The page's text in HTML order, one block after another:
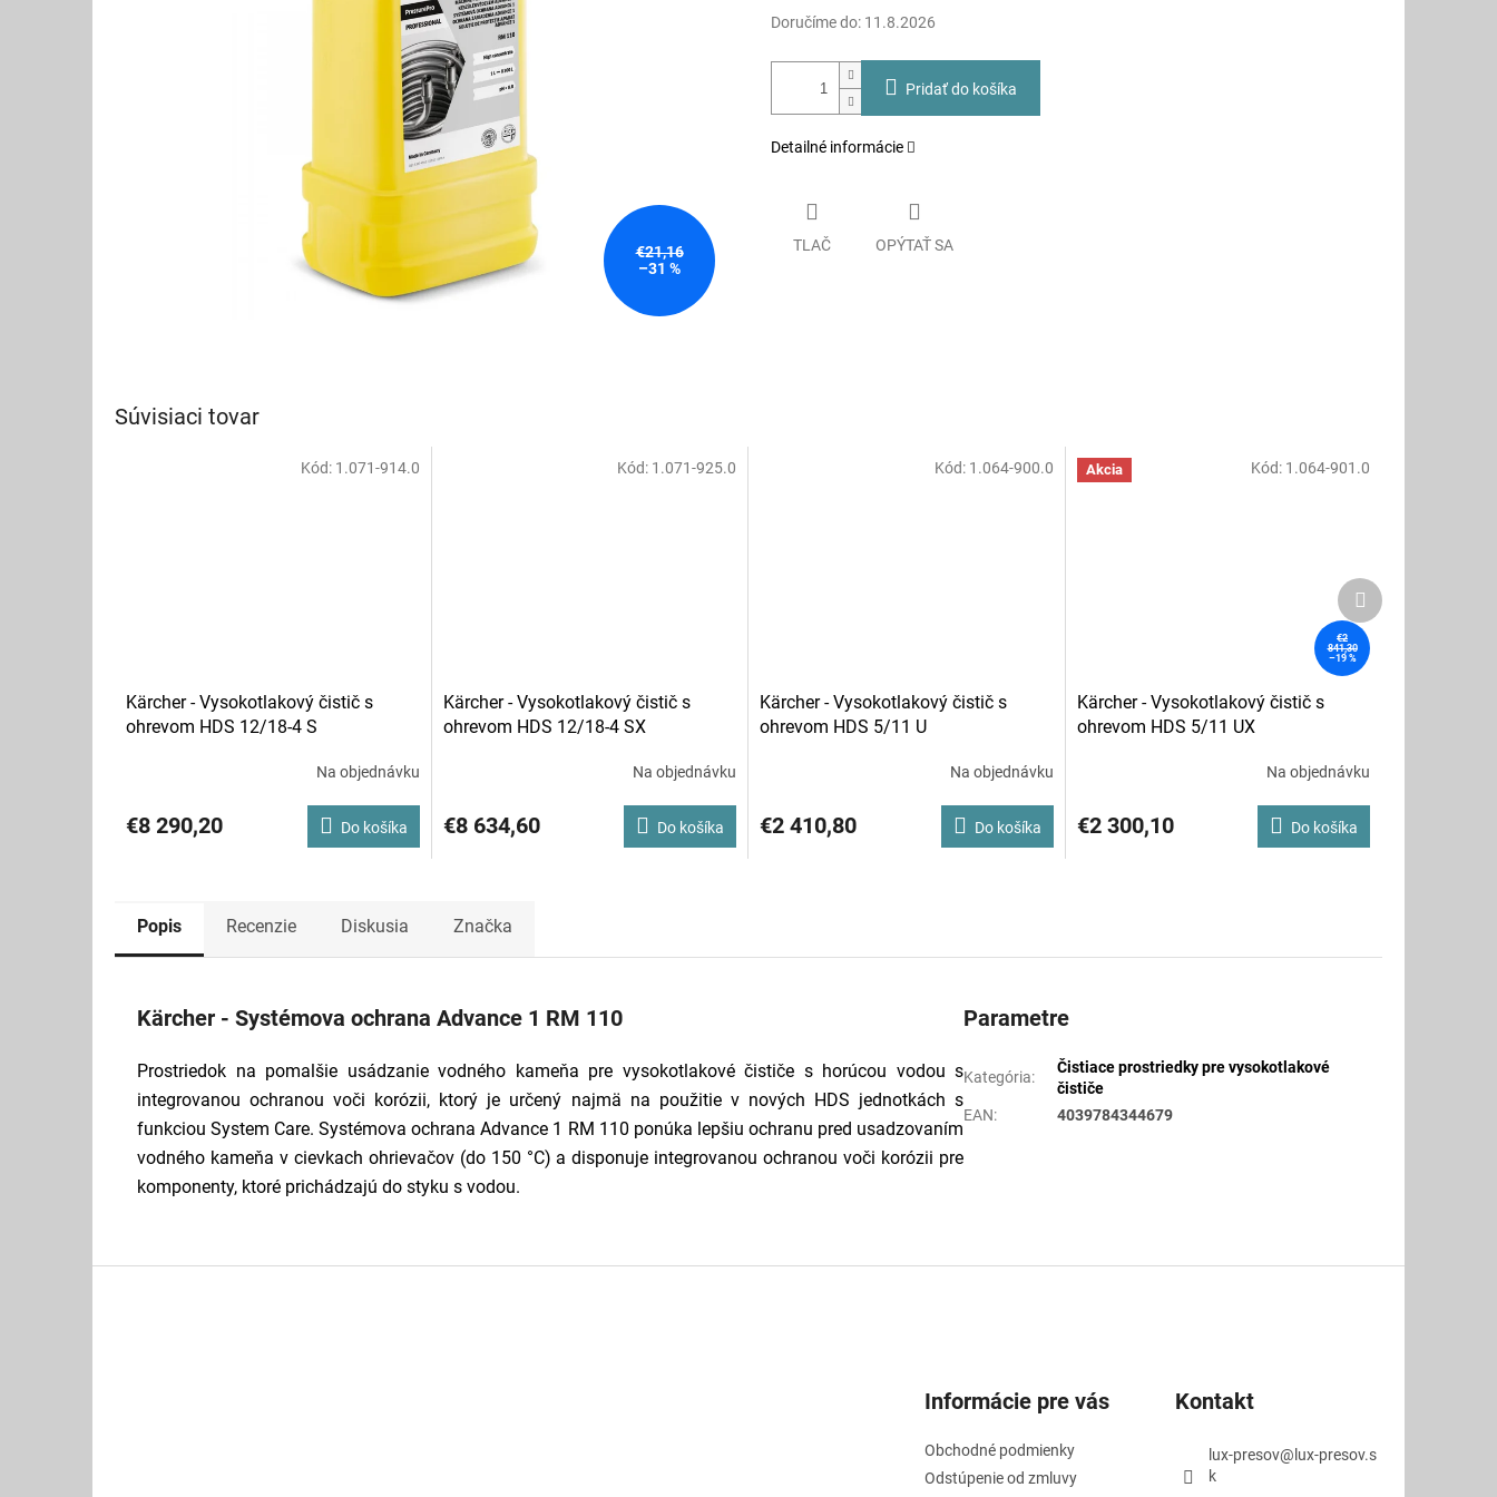
€21,16
–31 %
Doručíme do: 11.8.2026
Pridať do košíka
Detailné informácie
TLAČ OPÝTAŤ SA
Súvisiaci tovar
Kärcher - Vysokotlakový čistič s
ohrevom HDS 12/18-4 S
Na objednávku
€8 290,20 Do košíka
Kód: 1.071-914.0
Kärcher - Vysokotlakový čistič s
ohrevom HDS 12/18-4 SX
Na objednávku
€8 634,60 Do košíka
Kód: 1.071-925.0
Kärcher - Vysokotlakový čistič s
ohrevom HDS 5/11 U
Na objednávku
€2 410,80 Do košíka
Kód: 1.064-900.0 Akcia
€2
841,30
–19 %
Kärcher - Vysokotlakový čistič s
ohrevom HDS 5/11 UX
produktu
je
Na objednávku
€2 300,10 Do košíka
Kód: 1.064-901.0
Ďalší
produkt
Popis Recenzie Diskusia Značka
Kärcher - Systémova ochrana Advance 1 RM 110
Prostriedok na pomalšie usádzanie vodného kameňa pre vysokotlakové čističe s horúcou vodou s
integrovanou ochranou voči korózii, ktorý je určený najmä na použitie v nových HDS jednotkách s
funkciou System Care. Systémova ochrana Advance 1 RM 110 ponúka lepšiu ochranu pred usadzovaním
vodného kameňa v cievkach ohrievačov (do 150 °C) a disponuje integrovanou ochranou voči korózii pre
komponenty, ktoré prichádzajú do styku s vodou.
Parametre
Kategória:
Čistiace prostriedky pre vysokotlakové
čističe
EAN: 4039784344679
Informácie pre vás
Obchodné podmienky
Odstúpenie od zmluvy
Kontakt
lux-presov@lux-presov.s
k